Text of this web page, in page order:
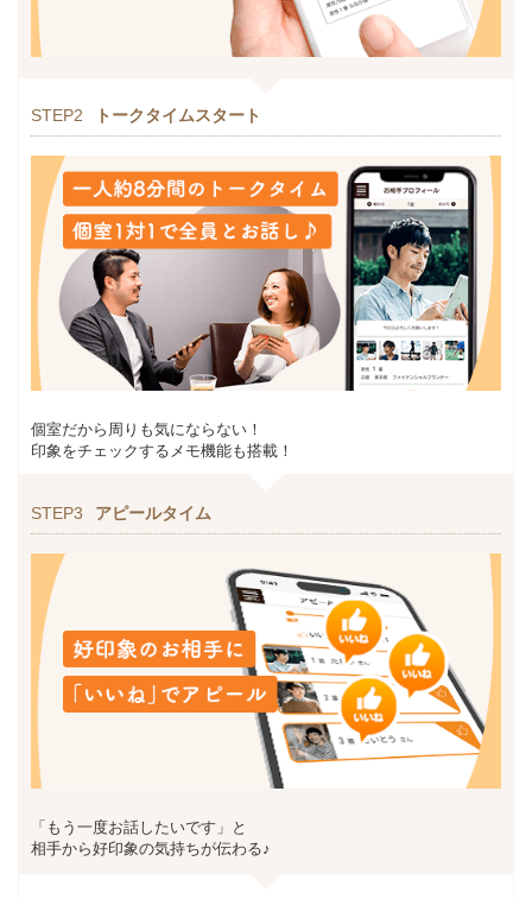
STEP2 トークタイムスタート
個室だから周りも気にならない！
印象をチェックするメモ機能も搭載！
STEP3 アピールタイム
「もう一度お話したいです」と
相手から好印象の気持ちが伝わる♪